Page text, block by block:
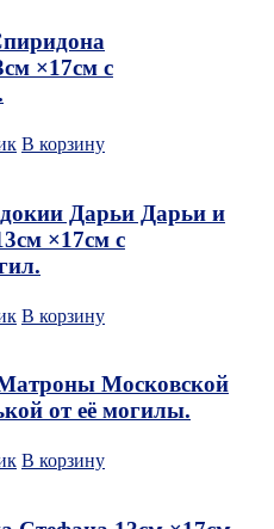
×17см с
В корзину
Дарьи Дарьи и
×17см с
В корзину
Московской
от её могилы.
В корзину